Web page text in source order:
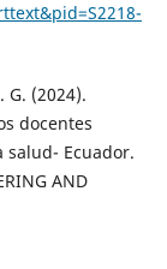
G. (2024).
docentes
Ecuador.
AND